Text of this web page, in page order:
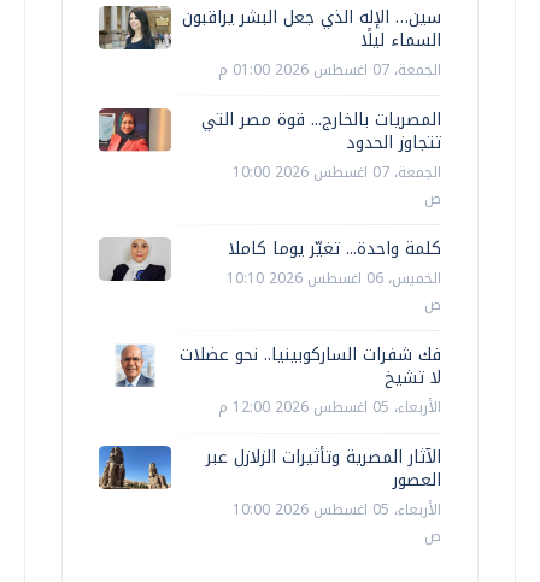
سين… الإله الذي جعل البشر يراقبون
السماء ليلًا
الجمعة، 07 اغسطس 2026 01:00 م
المصريات بالخارج... قوة مصر التي
تتجاوز الحدود
الجمعة، 07 اغسطس 2026 10:00
ص
كلمة واحدة... تغيّر يوما كاملا
الخميس، 06 اغسطس 2026 10:10
ص
فك شفرات الساركوبينيا.. نحو عضلات
لا تشيخ
الأربعاء، 05 اغسطس 2026 12:00 م
الآثار المصرية وتأثيرات الزلازل عبر
العصور
الأربعاء، 05 اغسطس 2026 10:00
ص